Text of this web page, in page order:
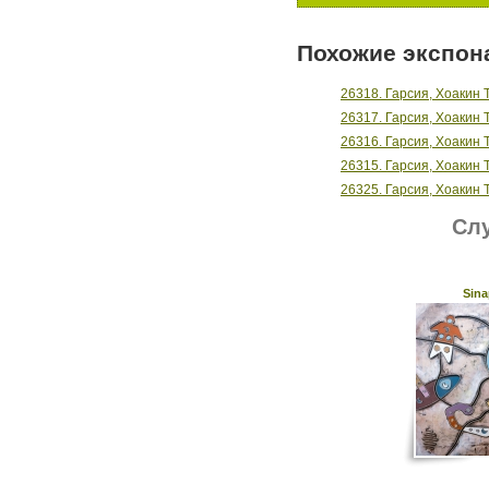
Похожие
26318. Гарсия, Хоакин
26317. Гарсия, Хоакин
26316. Гарсия, Хоакин
26315. Гарсия, Хоакин
26325. Гарсия, Хоакин